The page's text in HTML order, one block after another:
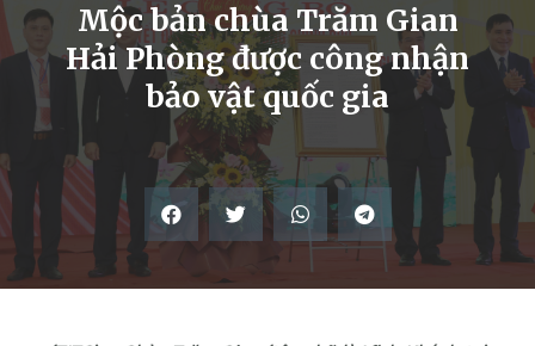
Mộc bản chùa Trăm Gian
Hải Phòng được công nhận
bảo vật quốc gia